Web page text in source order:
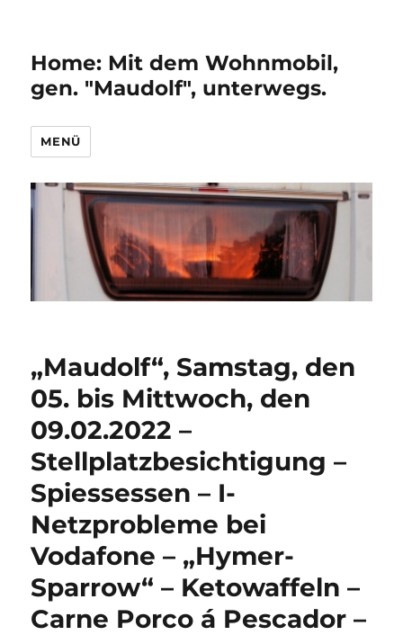
Home: Mit dem Wohnmobil,
gen. "Maudolf", unterwegs.
MENÜ
„Maudolf“, Samstag, den
05. bis Mittwoch, den
09.02.2022 –
Stellplatzbesichtigung –
Spiessessen – I-
Netzprobleme bei
Vodafone – „Hymer-
Sparrow“ – Ketowaffeln –
Carne Porco á Pescador –